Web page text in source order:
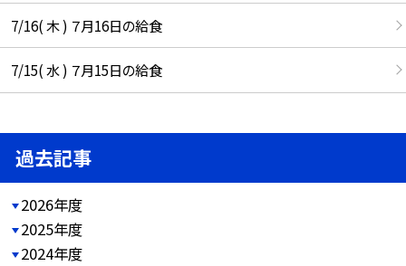
7/16( 木 ) ７月16日の給食
7/15( 水 ) ７月15日の給食
過去記事
2026年度
2025年度
2024年度